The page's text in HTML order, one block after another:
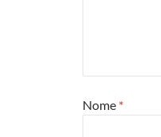
Nome *